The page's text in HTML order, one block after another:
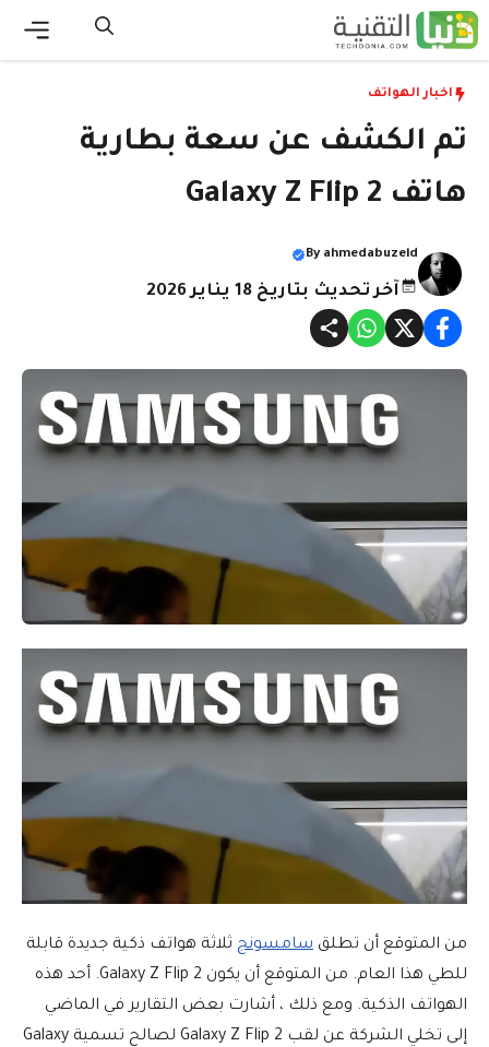
انتقل
إلى
اخبار الهواتف
تم الكشف عن سعة بطارية
هاتف Galaxy Z Flip 2
By ahmedabuzeid
آخر تحديث بتاريخ 18 يناير 2026
من المتوقع أن تطلق سامسونج ثلاثة هواتف ذكية جديدة قابلة
للطي هذا العام. من المتوقع أن يكون Galaxy Z Flip 2. أحد هذه
الهواتف الذكية. ومع ذلك ، أشارت بعض التقارير في الماضي
إلى تخلي الشركة عن لقب Galaxy Z Flip 2 لصالح تسمية Galaxy